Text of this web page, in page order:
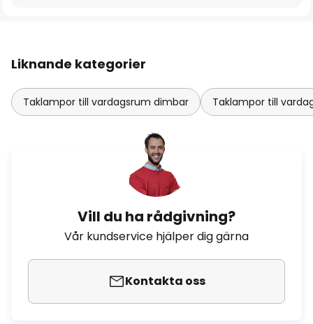
Liknande kategorier
Taklampor till vardagsrum dimbar Taklampor till
Vill du ha rådgivning?
Vår kundservice hjälper dig gärna
Kontakta oss